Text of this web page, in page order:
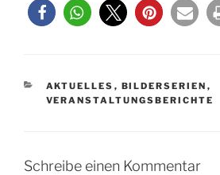
KATEGORIEN
AKTUELLES , BILDERSERIEN ,
VERANSTALTUNGSBERICHTE
Schreibe einen Kommentar